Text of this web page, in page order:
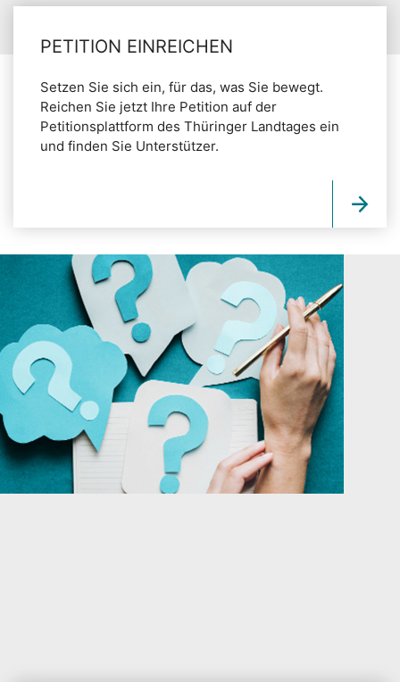
PETITION EINREICHEN
Setzen Sie sich ein, für das, was Sie bewegt.
Reichen Sie jetzt Ihre Petition auf der
Petitionsplattform des Thüringer Landtages ein
und finden Sie Unterstützer.